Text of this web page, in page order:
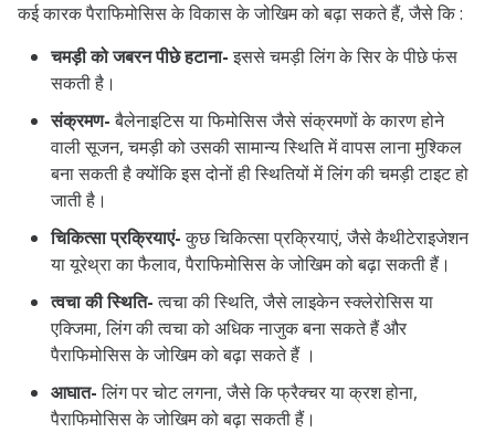
कई कारक पैराफिमोसिस के विकास के जोखिम को बढ़ा सकते हैं, जैसे कि :
चमड़ी को जबरन पीछे हटाना-इससे चमड़ी लिंग के सिर के पीछे फंस
सकती है।
संक्रमण-बैलेनाइटिस या फिमोसिस जैसे संक्रमणों के कारण होने
वाली सूजन, चमड़ी को उसकी सामान्य स्थिति में वापस लाना मुश्किल
बना सकती है क्योंकि इस दोनों ही स्थितियों में लिंग की चमड़ी टाइट हो
जाती है।
चिकित्सा प्रक्रियाएं-कुछ चिकित्सा प्रक्रियाएं, जैसे कैथीटेराइजेशन
या यूरेथ्रा का फैलाव, पैराफिमोसिस के जोखिम को बढ़ा सकती हैं।
त्वचा की स्थिति-त्वचा की स्थिति, जैसे लाइकेन स्क्लेरोसिस या
एक्जिमा, लिंग की त्वचा को अधिक नाजुक बना सकते हैं और
पैराफिमोसिस के जोखिम को बढ़ा सकते हैं ।
आघात-लिंग पर चोट लगना, जैसे कि फ्रैक्चर या क्रश होना,
पैराफिमोसिस के जोखिम को बढ़ा सकती हैं।